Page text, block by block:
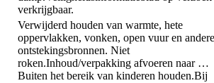
verkrijgbaar.
Verwijderd houden van warmte, hete
oppervlakken, vonken, open vuur en andere
ontstekingsbronnen. Niet
roken.Inhoud/verpakking afvoeren naar …
Buiten het bereik van kinderen houden.Bij